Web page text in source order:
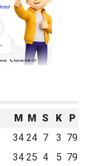
M M S K
P
34 24 7 3 79
34 25 4 5 79